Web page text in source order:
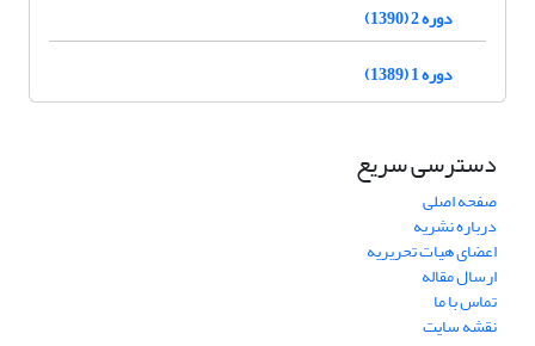
دوره 2 (1390)
دوره 1 (1389)
دسترسی سریع
صفحه اصلی
درباره نشریه
اعضای هیات تحریریه
ارسال مقاله
تماس با ما
نقشه سایت